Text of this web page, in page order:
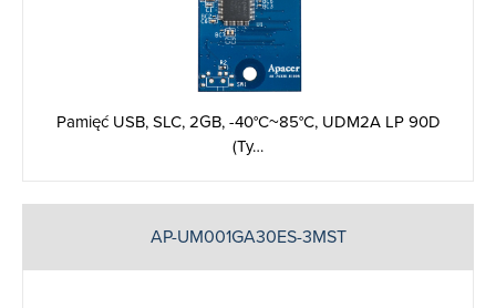
Pamięć USB, SLC, 2GB, -40°C~85°C, UDM2A LP 90D
(Ty…
AP-UM001GA30ES-3MST